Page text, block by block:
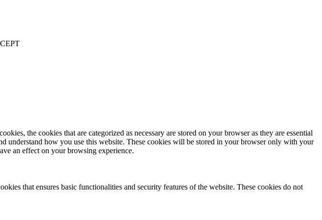
the cookies that are categorized as necessary are stored on your browser as they are essential
understand how you use this website. These cookies will be stored in your browser only with your
an effect on your browsing experience.
that ensures basic functionalities and security features of the website. These cookies do not